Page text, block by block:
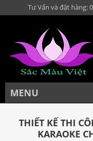
Tư Vấn và đặt hàng:
MENU
THIẾT KẾ THI
KARAOKE